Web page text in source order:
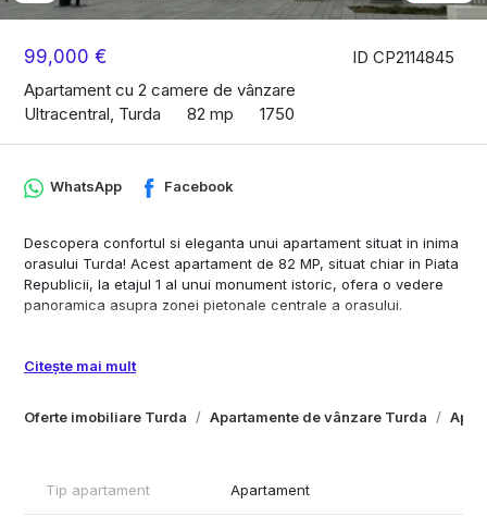
ID CP2114845
99,000 €
Apartament cu 2 camere de vânzare
Ultracentral, Turda
82 mp 1750
Oferte imobiliare Turda Apartamente de vânzare Turda
WhatsApp Facebook
Descopera confortul si eleganta unui apartament situat in inima
orasului Turda! Acest apartament de 82 MP, situat chiar in Piata
Republicii, la etajul 1 al unui monument istoric, ofera o vedere
panoramica asupra zonei pietonale centrale a orasului.
- Suprafata utila: 82 MP
- Bucatarie: 1
- Loc parcare: 1
Citește mai mult
Tip apartament Apartament